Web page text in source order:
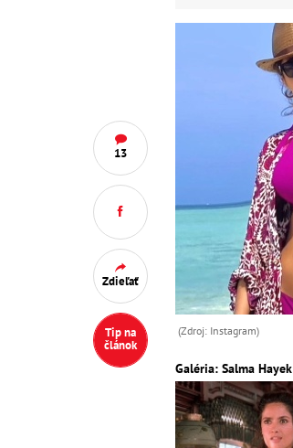
(Zdroj: Instagram)
Galéria: Salma Hayek